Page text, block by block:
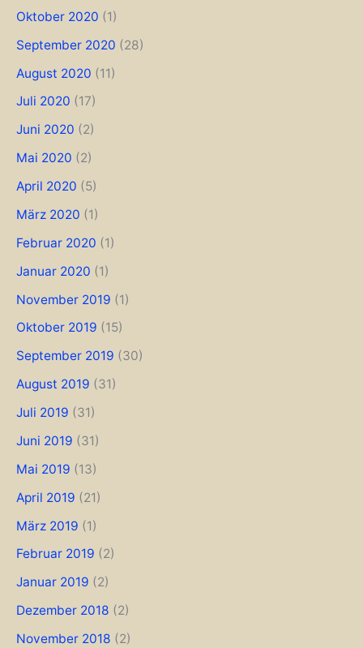
Oktober 2020 (1)
September 2020 (28)
August 2020 (11)
Juli 2020 (17)
Juni 2020 (2)
Mai 2020 (2)
April 2020 (5)
März 2020 (1)
Februar 2020 (1)
Januar 2020 (1)
November 2019 (1)
Oktober 2019 (15)
September 2019 (30)
August 2019 (31)
Juli 2019 (31)
Juni 2019 (31)
Mai 2019 (13)
April 2019 (21)
März 2019 (1)
Februar 2019 (2)
Januar 2019 (2)
Dezember 2018 (2)
November 2018 (2)